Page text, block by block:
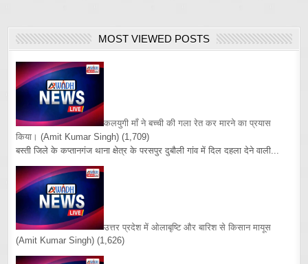
MOST VIEWED POSTS
कलयुगी माँ ने बच्ची की गला रेत कर मारने का प्रयास
किया। (Amit Kumar Singh) (1,709)
बस्ती जिले के कप्तानगंज थाना क्षेत्र के परसपुर दुबौली गांव में दिल दहला देने वाली...
उत्तर प्रदेश में ओलाबृष्टि और बारिश से किसान मायूस
(Amit Kumar Singh) (1,626)